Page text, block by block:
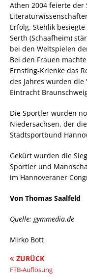
Athen 2004 feierte
Erfolg. Stehlik
Serth (Schaafheim)
bei den Weltspielen
Bei den Frauen
Ernsting-Krienke das
des Jahres wurden
Eintracht
Die Sportler wurden
Niedersachsen, der
Stadtsportbund
Gekürt wurden die
Sportler und
im Hannoveraner
Von Thomas Saalfeld
Quelle: gymmedia.de
Mirko Bott
ZURÜCK
FTB-Auflösung